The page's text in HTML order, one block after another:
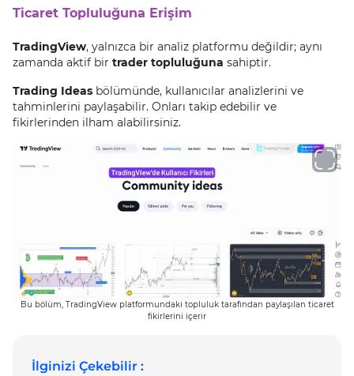
Ticaret Topluluğuna Erişim
TradingView, yalnızca bir analiz platformu değildir; aynı
zamanda aktif bir trader topluluğuna sahiptir.
Trading Ideas bölümünde, kullanıcılar analizlerini ve
tahminlerini paylaşabilir. Onları takip edebilir ve
fikirlerinden ilham alabilirsiniz.
Bu bölüm, TradingView platformundaki topluluk tarafından paylaşılan ticaret
fikirlerini içerir
İlginizi Çekebilir :